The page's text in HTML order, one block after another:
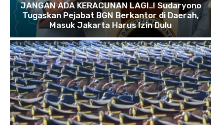
JANGAN ADA KERACUNAN LAGI..! Sudaryono
Tugaskan Pejabat BGN Berkantor di Daerah,
Masuk Jakarta Harus Izin Dulu